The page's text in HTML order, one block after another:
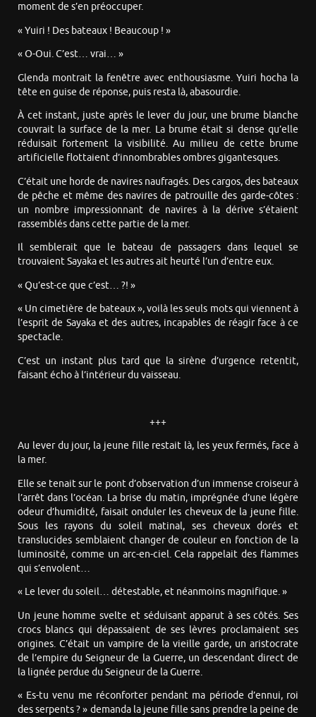
moment de s’en préoccuper.
« Yuiri ! Des bateaux ! Beaucoup ! »
« O-Oui. C’est… vrai… »
Glenda montrait la fenêtre avec enthousiasme. Yuiri hocha la
tête en guise de réponse, puis resta là, abasourdie.
À cet instant, juste après le lever du jour, une brume blanche
couvrait la surface de la mer. La brume était si dense qu’elle
réduisait fortement la visibilité. Au milieu de cette brume
artificielle flottaient d’innombrables ombres gigantesques.
C’était une horde de navires naufragés. Des cargos, des bateaux
de pêche et même des navires de patrouille des garde-côtes :
un nombre impressionnant de navires à la dérive s’étaient
rassemblés dans cette partie de la mer.
Il semblerait que le bateau de passagers dans lequel se
trouvaient Sayaka et les autres ait heurté l’un d’entre eux.
« Qu’est-ce que c’est… ?! »
« Un cimetière de bateaux », voilà les seuls mots qui viennent à
l’esprit de Sayaka et des autres, incapables de réagir face à ce
spectacle.
C’est un instant plus tard que la sirène d’urgence retentit,
faisant écho à l’intérieur du vaisseau.
+++
Au lever du jour, la jeune fille restait là, les yeux fermés, face à
la mer.
Elle se tenait sur le pont d’observation d’un immense croiseur à
l’arrêt dans l’océan. La brise du matin, imprégnée d’une légère
odeur d’humidité, faisait onduler les cheveux de la jeune fille.
Sous les rayons du soleil matinal, ses cheveux dorés et
translucides semblaient changer de couleur en fonction de la
luminosité, comme un arc-en-ciel. Cela rappelait des flammes
qui s’envolent…
« Le lever du soleil… détestable, et néanmoins magnifique. »
Un jeune homme svelte et séduisant apparut à ses côtés. Ses
crocs blancs qui dépassaient de ses lèvres proclamaient ses
origines. C’était un vampire de la vieille garde, un aristocrate
de l’empire du Seigneur de la Guerre, un descendant direct de
la lignée perdue du Seigneur de la Guerre.
« Es-tu venu me réconforter pendant ma période d’ennui, roi
des serpents ? » demanda la jeune fille sans prendre la peine de